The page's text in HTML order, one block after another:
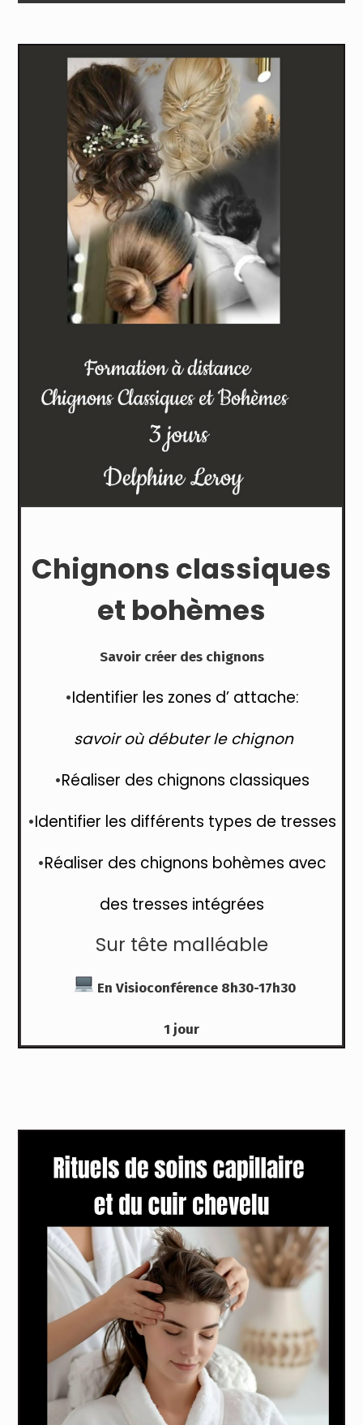
Chignons classiques
et bohèmes
Savoir créer des chignons
•Identifier les zones d’ attache:
savoir où débuter le chignon
•Réaliser des chignons classiques
•Identifier les différents types de tresses
•Réaliser des chignons bohèmes avec
des tresses intégrées
Sur tête malléable
En Visioconférence 8h30-17h30
1 jour